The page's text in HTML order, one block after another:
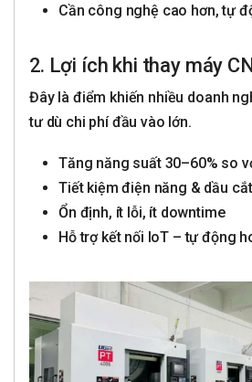
Cần công nghệ cao hơn, tự
2. Lợi ích khi thay máy
Đây là điểm khiến nhiều doanh
tư dù chi phí đầu vào lớn.
Tăng năng suất 30–60% so
Tiết kiệm điện năng & dầu
Ổn định, ít lỗi, ít downtime
Hỗ trợ kết nối IoT – tự động